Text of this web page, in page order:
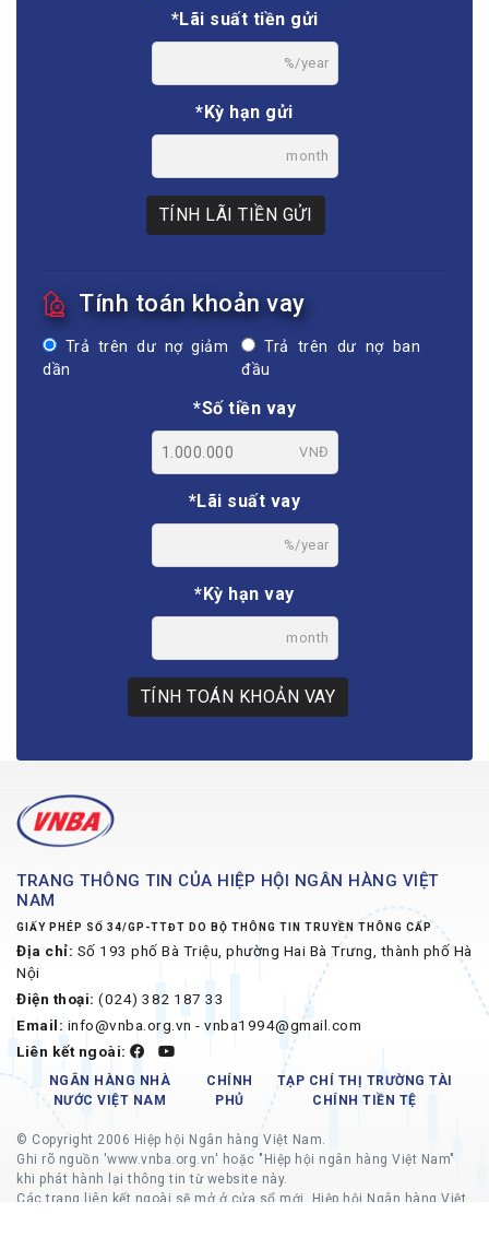
*Lãi suất tiền gửi
%/year
*Kỳ hạn gửi
month
TÍNH LÃI TIỀN GỬI
Tính toán khoản vay
Trả trên dư nợ giảm
dần
Trả trên dư nợ ban
đầu
*Số tiền vay
VNĐ
*Lãi suất vay
%/year
*Kỳ hạn vay
month
TÍNH TOÁN KHOẢN VAY
TRANG THÔNG TIN CỦA HIỆP HỘI NGÂN HÀNG VIỆT
NAM
GIẤY PHÉP SỐ 34/GP-TTĐT DO BỘ THÔNG TIN TRUYỀN THÔNG CẤP
Địa chỉ: Số 193 phố Bà Triệu, phường Hai Bà Trưng, thành phố Hà
Nội
Điện thoại: (024) 382 187 33
Email: info@vnba.org.vn - vnba1994@gmail.com
Liên kết ngoài:
NGÂN HÀNG NHÀ
NƯỚC VIỆT NAM
CHÍNH
PHỦ
TẠP CHÍ THỊ TRƯỜNG TÀI
CHÍNH TIỀN TỆ
© Copyright 2006 Hiệp hội Ngân hàng Việt Nam.
Ghi rõ nguồn 'www.vnba.org.vn' hoặc "Hiệp hội ngân hàng Việt Nam"
khi phát hành lại thông tin từ website này.
Các trang liên kết ngoài sẽ mở ở cửa sổ mới, Hiệp hội Ngân hàng Việt